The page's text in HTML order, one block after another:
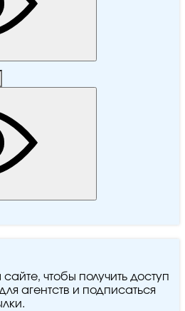
чтобы получить доступ
агентств и подписаться